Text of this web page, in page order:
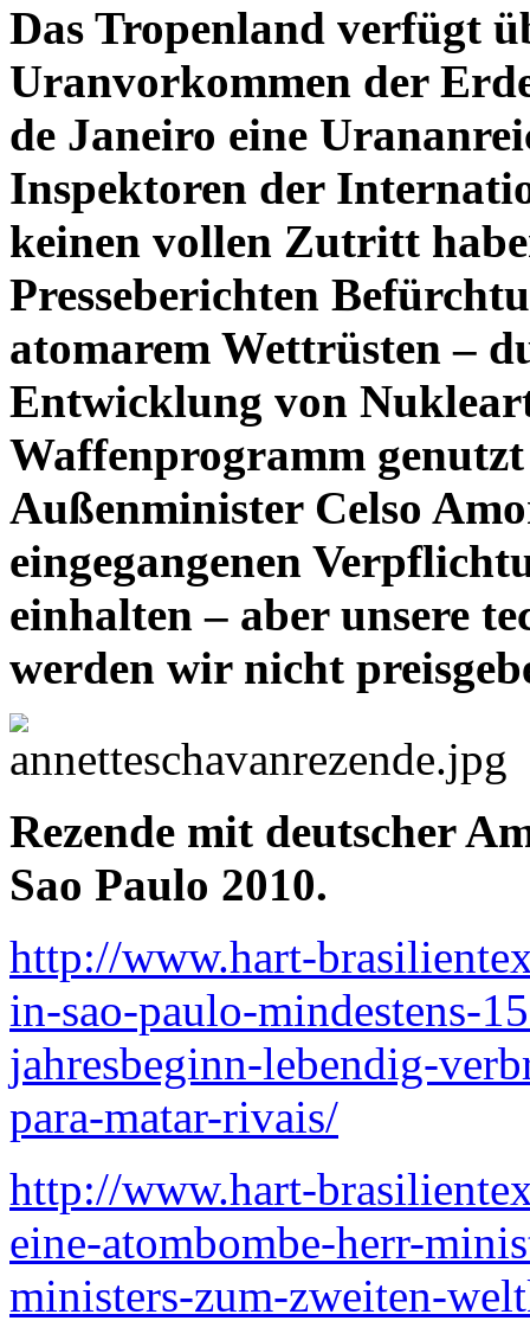
Das Tropenland verfügt
Uranvorkommen der
de Janeiro eine
Inspektoren der
keinen vollen Zutritt
Presseberichten
atomarem Wettrüsten –
Entwicklung von
Waffenprogramm
Außenminister Celso
eingegangenen
einhalten – aber unsere
werden wir nicht
Rezende mit deutscher
Sao Paulo 2010.
http://www.hart-
in-sao-paulo-mindestens-
jahresbeginn-lebendig-
para-matar-rivais/
http://www.hart-
eine-atombombe-herr-
ministers-zum-zweiten-